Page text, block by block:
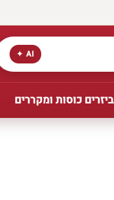
AI ✦
כוסות ומקררים